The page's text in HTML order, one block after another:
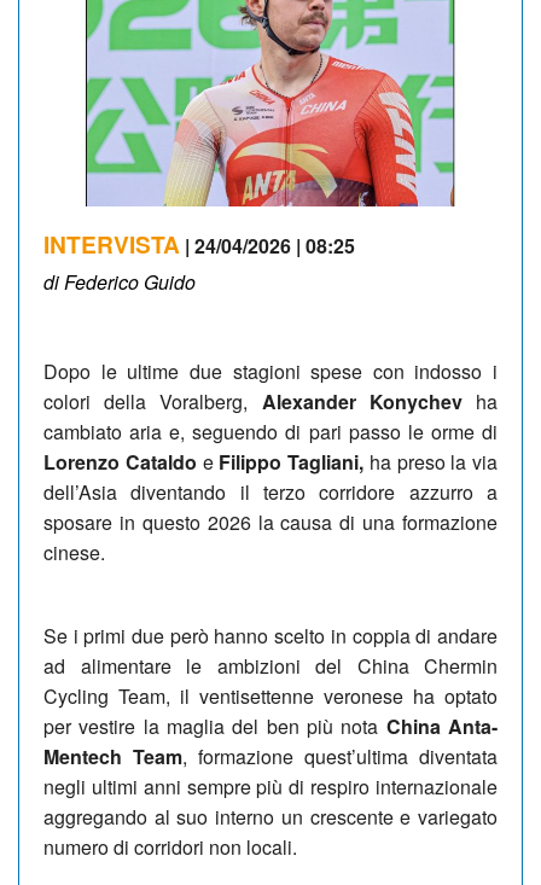
INTERVISTA | 24/04/2026 | 08:25
di Federico Guido
Dopo le ultime due stagioni spese con indosso i
colori della Voralberg, Alexander Konychevha
cambiato aria e, seguendo di pari passo le orme di
Lorenzo Cataldo e Filippo Tagliani, ha preso la via
dell’Asia diventando il terzo corridore azzurro a
sposare in questo 2026 la causa di una formazione
cinese.
Se i primi due però hanno scelto in coppia di andare
ad alimentare le ambizioni del China Chermin
Cycling Team, il ventisettenne veronese ha optato
per vestire la maglia del ben più nota China Anta-
Mentech Team, formazione quest’ultima diventata
negli ultimi anni sempre più di respiro internazionale
aggregando al suo interno un crescente e variegato
numero di corridori non locali.